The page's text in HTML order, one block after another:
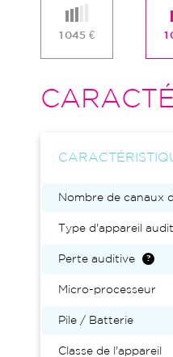
1 045 € 1
Nombre de canaux
Type d'appareil
Perte auditive
Micro-processeur
Pile / Batterie
Classe de l'appareil